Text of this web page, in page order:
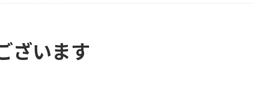
ざいます